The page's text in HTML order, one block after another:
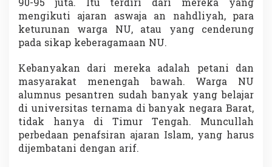
90-95 juta. Itu terdiri dari mereka yang
mengikuti ajaran aswaja an nahdliyah, para
keturunan warga NU, atau yang cenderung
pada sikap keberagamaan NU.
Kebanyakan dari mereka adalah petani dan
masyarakat menengah bawah. Warga NU
alumnus pesantren sudah banyak yang belajar
di universitas ternama di banyak negara Barat,
tidak hanya di Timur Tengah. Muncullah
perbedaan penafsiran ajaran Islam, yang harus
dijembatani dengan arif.